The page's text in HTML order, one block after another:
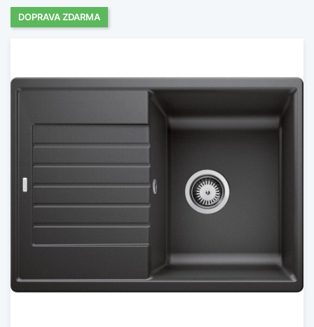
DOPRAVA ZDARMA